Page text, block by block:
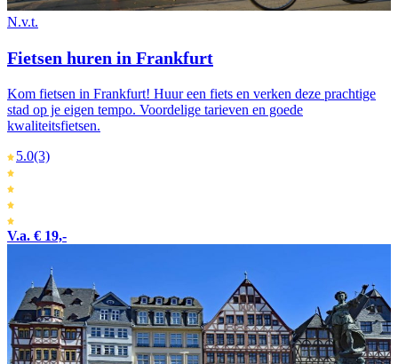
N.v.t.
Fietsen huren in Frankfurt
Kom fietsen in Frankfurt! Huur een fiets en verken deze prachtige
stad op je eigen tempo. Voordelige tarieven en goede
kwaliteitsfietsen.
5.0(3)
V.a. € 19,-